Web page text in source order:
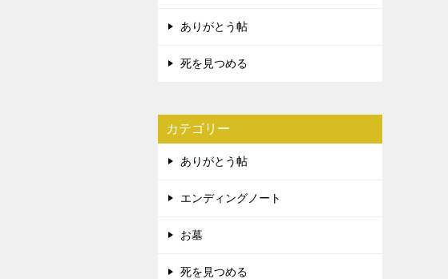
ありがとう帖
死を見つめる
カテゴリー
ありがとう帖
エンディングノート
お墓
死を見つめる